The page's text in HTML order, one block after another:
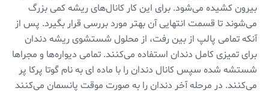
بیرون کشیده می‌شود. برای این کار کانال‌های ریشه کمی بزرگ
می‌شوند تا قسمت انتهایی آن بهتر مورد بررسی قرار بگیرد. پس از
آنکه تمامی پالپ از بین رفت، از محلول شستشوی ریشه دندان
برای تمیزی کامل دندان استفاده می‌کنند. تمامی دیواره‌ها و مجرا‌ها
شستشه شده سپس کانال دندان را با ماده ای به نام گوتا پرکا پر
می‌کنند. در مرحله آخر دندان را به صورت موقت پانسمان می‌کنند